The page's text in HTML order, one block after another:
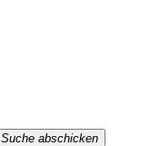
Suche abschicken